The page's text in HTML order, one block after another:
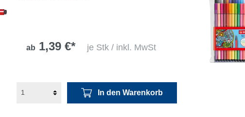
ab 1,39 €* je Stk / inkl. MwSt
In den Warenkorb